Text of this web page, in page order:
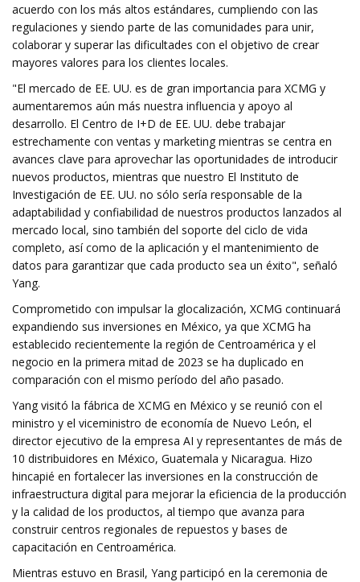
acuerdo con los más altos estándares, cumpliendo con las
regulaciones y siendo parte de las comunidades para unir,
colaborar y superar las dificultades con el objetivo de crear
mayores valores para los clientes locales.
"El mercado de EE. UU. es de gran importancia para XCMG y
aumentaremos aún más nuestra influencia y apoyo al
desarrollo. El Centro de I+D de EE. UU. debe trabajar
estrechamente con ventas y marketing mientras se centra en
avances clave para aprovechar las oportunidades de introducir
nuevos productos, mientras que nuestro El Instituto de
Investigación de EE. UU. no sólo sería responsable de la
adaptabilidad y confiabilidad de nuestros productos lanzados al
mercado local, sino también del soporte del ciclo de vida
completo, así como de la aplicación y el mantenimiento de
datos para garantizar que cada producto sea un éxito", señaló
Yang.
Comprometido con impulsar la glocalización, XCMG continuará
expandiendo sus inversiones en México, ya que XCMG ha
establecido recientemente la región de Centroamérica y el
negocio en la primera mitad de 2023 se ha duplicado en
comparación con el mismo período del año pasado.
Yang visitó la fábrica de XCMG en México y se reunió con el
ministro y el viceministro de economía de Nuevo León, el
director ejecutivo de la empresa AI y representantes de más de
10 distribuidores en México, Guatemala y Nicaragua. Hizo
hincapié en fortalecer las inversiones en la construcción de
infraestructura digital para mejorar la eficiencia de la producción
y la calidad de los productos, al tiempo que avanza para
construir centros regionales de repuestos y bases de
capacitación en Centroamérica.
Mientras estuvo en Brasil, Yang participó en la ceremonia de